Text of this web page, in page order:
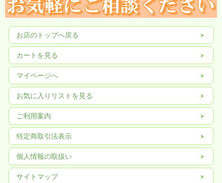
お店のトップへ戻る
カートを見る
マイページへ
お気に入りリストを見る
ご利用案内
特定商取引法表示
個人情報の取扱い
サイトマップ